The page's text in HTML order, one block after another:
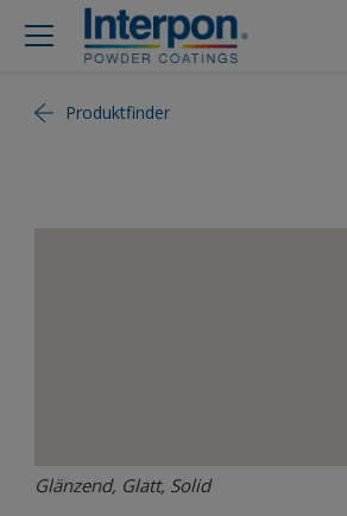
Produktfinder
Glänzend, Glatt, Solid